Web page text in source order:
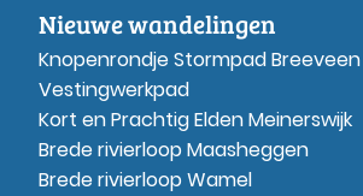
Nieuwe wandelingen
Knopenrondje Stormpad Breeveen
Vestingwerkpad
Kort en Prachtig Elden Meinerswijk
Brede rivierloop Maasheggen
Brede rivierloop Wamel